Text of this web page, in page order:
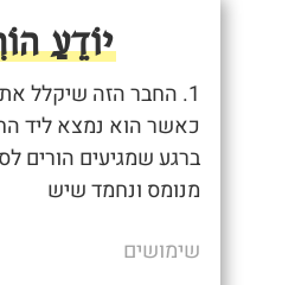
יוֹדֵעַ
1. החבר הזה שיקלל
כאשר הוא נמצא ליד
ברגע שמגיעים הורים
מנומס ונחמד שיש
שימושים